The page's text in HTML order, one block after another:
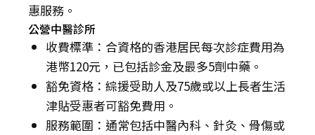
惠服務。
公營中醫診所
收費標準：合資格的香港居民每次診症費用為
港幣120元，已包括診金及最多5劑中藥。
豁免資格：綜援受助人及75歲或以上長者生活
津貼受惠者可豁免費用。
服務範圍：通常包括中醫內科、針灸、骨傷或